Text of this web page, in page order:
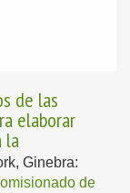
de las
elaborar
la
Ginebra:
de